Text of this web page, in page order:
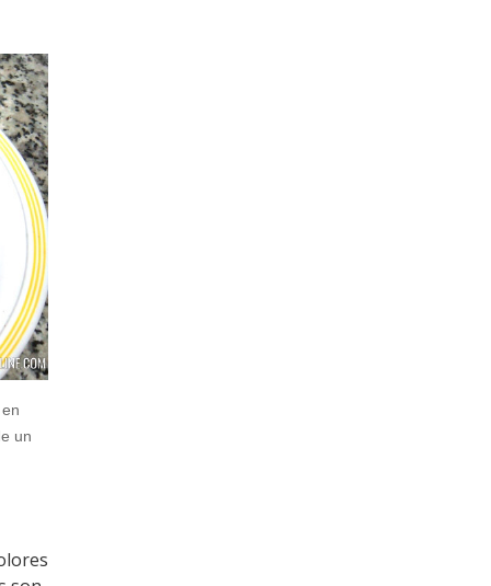
un